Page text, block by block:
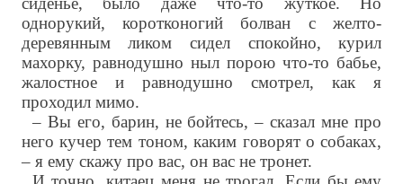
однорукий, коротконогий болван с желто-
деревянным ликом сидел спокойно, курил
махорку, равнодушно ныл порою что-то бабье,
жалостное и равнодушно смотрел, как я
проходил мимо.
– Вы его, барин, не бойтесь, – сказал мне про
него кучер тем тоном, каким говорят о собаках,
– я ему скажу про вас, он вас не тронет.